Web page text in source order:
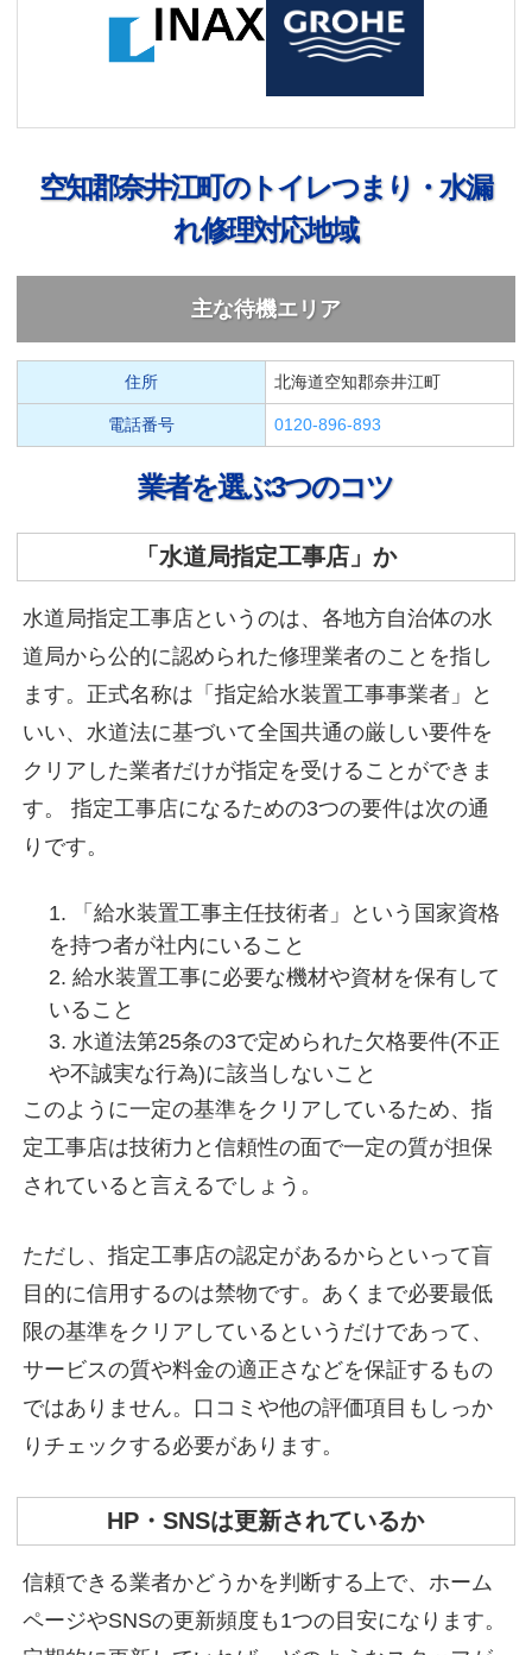
空知郡奈井江町のトイレつまり・水漏
れ修理対応地域
主な待機エリア
住所 北海道空知郡奈井江町
電話番号 0120-896-893
業者を選ぶ3つのコツ
「水道局指定工事店」か
水道局指定工事店というのは、各地方自治体の水
道局から公的に認められた修理業者のことを指し
ます。正式名称は「指定給水装置工事事業者」と
いい、水道法に基づいて全国共通の厳しい要件を
クリアした業者だけが指定を受けることができま
す。 指定工事店になるための3つの要件は次の通
りです。
「給水装置工事主任技術者」という国家資格
を持つ者が社内にいること
給水装置工事に必要な機材や資材を保有して
いること
水道法第25条の3で定められた欠格要件(不正
や不誠実な行為)に該当しないこと
このように一定の基準をクリアしているため、指
定工事店は技術力と信頼性の面で一定の質が担保
されていると言えるでしょう。
ただし、指定工事店の認定があるからといって盲
目的に信用するのは禁物です。あくまで必要最低
限の基準をクリアしているというだけであって、
サービスの質や料金の適正さなどを保証するもの
ではありません。口コミや他の評価項目もしっか
りチェックする必要があります。
HP・SNSは更新されているか
信頼できる業者かどうかを判断する上で、ホーム
ページやSNSの更新頻度も1つの目安になります。